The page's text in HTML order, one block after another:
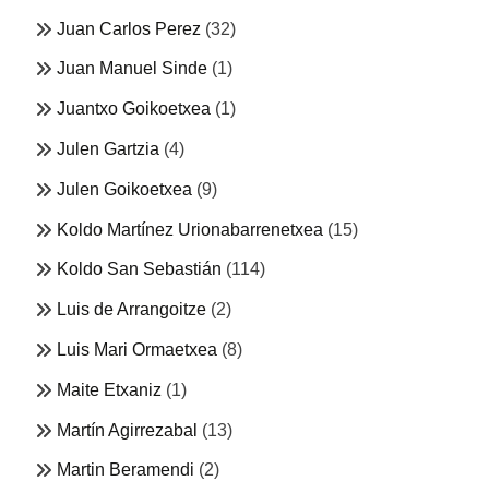
Juan Carlos Perez (32)
Juan Manuel Sinde (1)
Juantxo Goikoetxea (1)
Julen Gartzia (4)
Julen Goikoetxea (9)
Koldo Martínez Urionabarrenetxea (15)
Koldo San Sebastián (114)
Luis de Arrangoitze (2)
Luis Mari Ormaetxea (8)
Maite Etxaniz (1)
Martín Agirrezabal (13)
Martin Beramendi (2)